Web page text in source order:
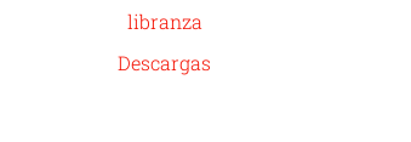
libranza
Descargas